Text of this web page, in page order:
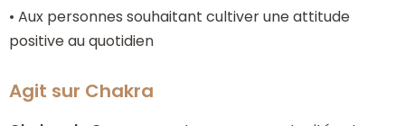
• Aux personnes souhaitant cultiver une attitude
positive au quotidien
Agit sur Chakra